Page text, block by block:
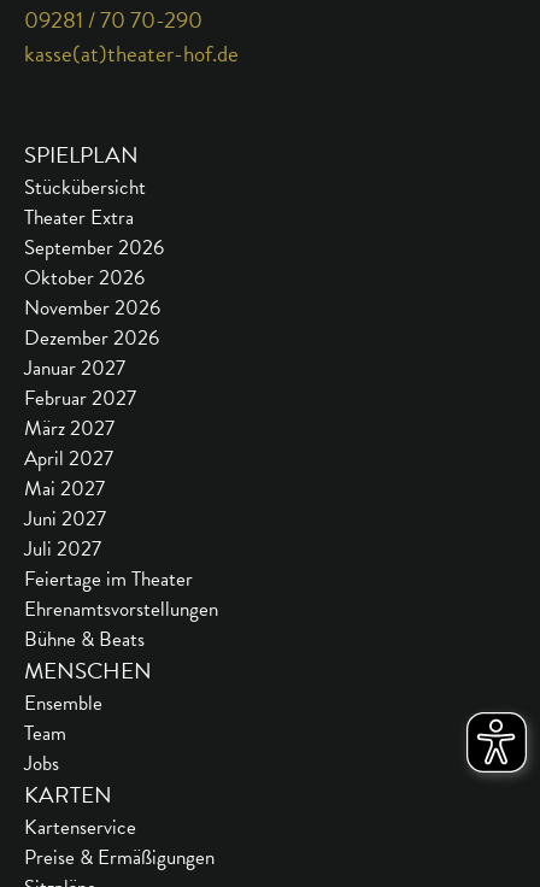
09281 / 70 70-290
kasse(at)theater-hof.de
SPIELPLAN
Stückübersicht
Theater Extra
September 2026
Oktober 2026
November 2026
Dezember 2026
Januar 2027
Februar 2027
März 2027
April 2027
Mai 2027
Juni 2027
Juli 2027
Feiertage im Theater
Ehrenamtsvorstellungen
Bühne & Beats
MENSCHEN
Ensemble
Team
Jobs
KARTEN
Kartenservice
Preise & Ermäßigungen